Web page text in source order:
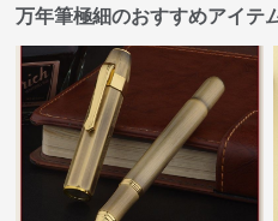
万年筆極細のおすすめアイテ